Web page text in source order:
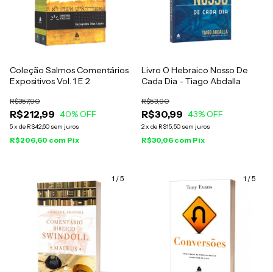
Coleção Salmos Comentários
Expositivos Vol. 1 E 2
R$212,99
R$357,90
40% OFF
5x de R$42,60 sem juros
R$206,60 com Pix
Livro O Hebraico Nosso De
Cada Dia - Tiago Abdalla
R$30,99
R$53,90
43% OFF
2x de R$15,50 sem juros
R$30,06 com Pix
1 /5 1 /5